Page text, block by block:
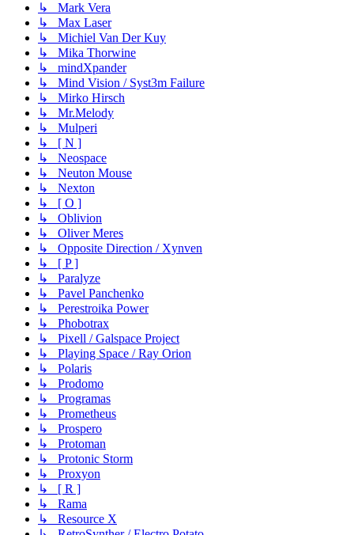
↳ Mark Vera
↳ Max Laser
↳ Michiel Van Der Kuy
↳ Mika Thorwine
↳ mindXpander
↳ Mind Vision / Syst3m Failure
↳ Mirko Hirsch
↳ Mr.Melody
↳ Mulperi
↳ [ N ]
↳ Neospace
↳ Neuton Mouse
↳ Nexton
↳ [ O ]
↳ Oblivion
↳ Oliver Meres
↳ Opposite Direction / Xynven
↳ [ P ]
↳ Paralyze
↳ Pavel Panchenko
↳ Perestroika Power
↳ Phobotrax
↳ Pixell / Galspace Project
↳ Playing Space / Ray Orion
↳ Polaris
↳ Prodomo
↳ Programas
↳ Prometheus
↳ Prospero
↳ Protoman
↳ Protonic Storm
↳ Proxyon
↳ [ R ]
↳ Rama
↳ Resource X